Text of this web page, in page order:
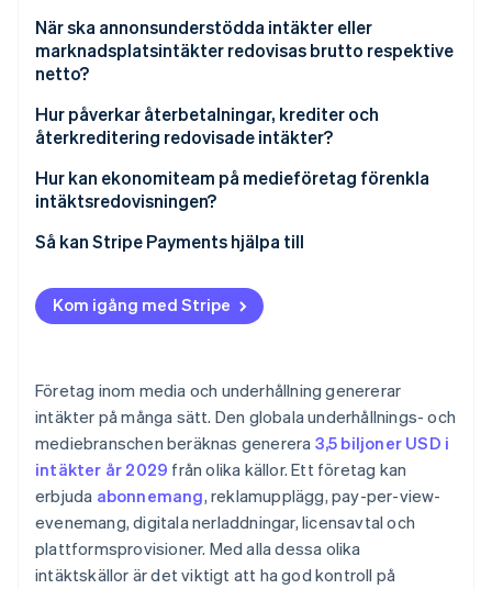
När ska annonsunderstödda intäkter eller
marknadsplatsintäkter redovisas brutto respektive
netto?
Hur påverkar återbetalningar, krediter och
återkreditering redovisade intäkter?
Hur kan ekonomiteam på medieföretag förenkla
intäktsredovisningen?
Så kan Stripe Payments hjälpa till
Kom igång med Stripe
Företag inom media och underhållning genererar
intäkter på många sätt. Den globala underhållnings- och
mediebranschen beräknas generera 3,5 biljoner USD i
intäkter år 2029 från olika källor. Ett företag kan
erbjuda abonnemang, reklamupplägg, pay-per-view-
evenemang, digitala nerladdningar, licensavtal och
plattformsprovisioner. Med alla dessa olika
intäktskällor är det viktigt att ha god kontroll på